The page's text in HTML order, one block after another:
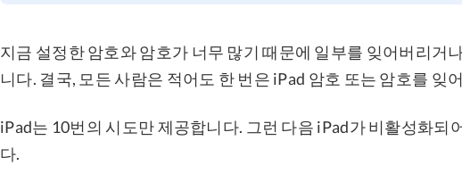
지금 설정한 암호와 암호가 너무 많기 때문에 일부를 잊어버리거
니다. 결국, 모든 사람은 적어도 한 번은 iPad 암호 또는 암호를 잊
iPad는 10번의 시도만 제공합니다. 그런 다음 iPad가 비활성화되
다.